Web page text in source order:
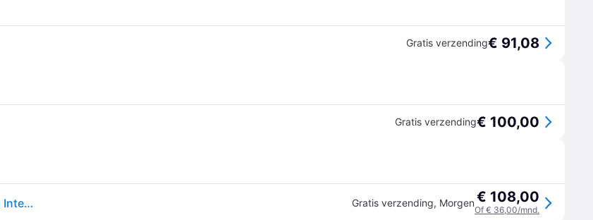
Gratis verzending€ 91,08
Gratis verzending€ 100,00
Armani Eau De Parfum Mannen Armani - Stronger With You Intensely Eau De Parfum Mannen - 100 ML Gratis verzending, Morgen € 108,00
Of € 36,00/mnd.